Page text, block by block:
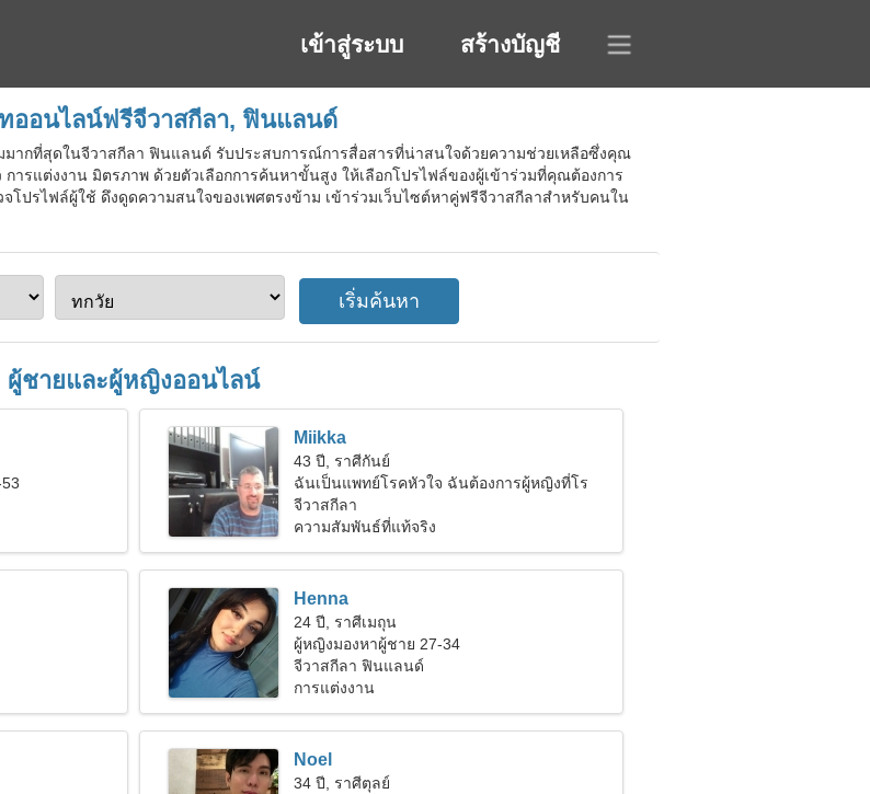
เข้าสู่ระบบ สร้างบัญชี
ออนไลน์ฟรีจีวาสกีลา, ฟินแลนด์
มากที่สุดในจีวาสกีลา ฟินแลนด์ รับประสบการณ์การสื่อสารที่น่าสนใจด้วยความช่วยเหลือซึ่งคุณ
ารแต่งงาน มิตรภาพ ด้วยตัวเลือกการค้นหาขั้นสูง ให้เลือกโปรไฟล์ของผู้เข้าร่วมที่คุณต้องการ
ปรไฟล์ผู้ใช้ ดึงดูดความสนใจของเพศตรงข้าม เข้าร่วมเว็บไซต์หาคู่ฟรีจีวาสกีลาสำหรับคนใน
ผู้ชายและผู้หญิงออนไลน์
Miikka
43 ปี, ราศีกันย์
ฉันเป็นแพทย์โรคหัวใจ ฉันต้องการผู้หญิงที่โร
แมนติก
จีวาสกีลา
ความสัมพันธ์ที่แท้จริง
Henna
24 ปี, ราศีเมถุน
ผู้หญิงมองหาผู้ชาย 27-34
จีวาสกีลา ฟินแลนด์
การแต่งงาน
Noel
34 ปี, ราศีตุลย์